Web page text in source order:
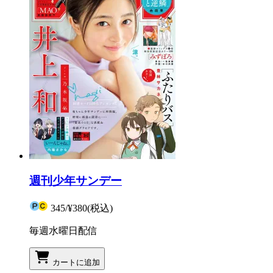
週刊少年サンデー
345/¥380(税込)
毎週水曜日配信
カートに追加